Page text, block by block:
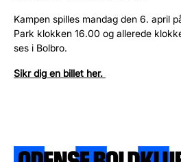
Kampen spilles mandag den 6. april
Park klokken 16.00 og allerede
ses i Bolbro.
Sikr dig en billet her.